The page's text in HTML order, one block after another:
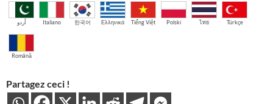
اُردو Italiano 한국어 Ελληνικά Tiếng Việt Polski ไทย Türkçe
Română
Partagez ceci !